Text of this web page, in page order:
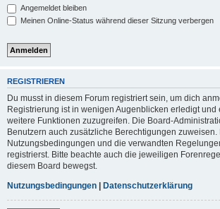
Angemeldet bleiben
Meinen Online-Status während dieser Sitzung verbergen
REGISTRIEREN
Du musst in diesem Forum registriert sein, um dich
Registrierung ist in wenigen Augenblicken erledigt und
weitere Funktionen zuzugreifen. Die Board-
Benutzern auch zusätzliche Berechtigungen zuweisen.
Nutzungsbedingungen und die verwandten
registrierst. Bitte beachte auch die jeweiligen
diesem Board bewegst.
Nutzungsbedingungen | Datenschutzerklärung